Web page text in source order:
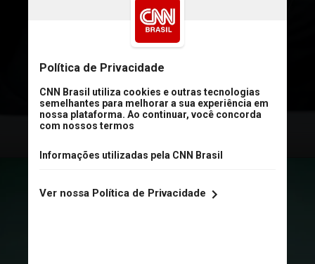
sintomas neuropsiquiátricos
estudo acompanhou 108
participantes por um período de
dois anos após alta hospitalar por
Covid-19